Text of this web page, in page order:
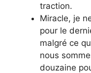
traction.
Miracle, je
pour le
malgré ce
nous
douzaine